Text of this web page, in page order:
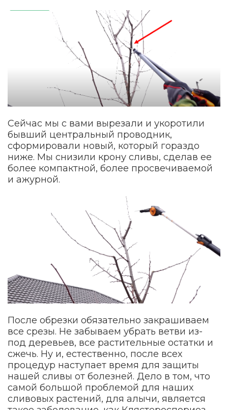
Сейчас мы с вами вырезали и укоротили
бывший центральный проводник,
сформировали новый, который гораздо
ниже. Мы снизили крону сливы, сделав ее
более компактной, более просвечиваемой
и ажурной.
После обрезки обязательно закрашиваем
все срезы. Не забываем убрать ветви из-
под деревьев, все растительные остатки и
сжечь. Ну и, естественно, после всех
процедур наступает время для защиты
нашей сливы от болезней. Дело в том, что
самой большой проблемой для наших
сливовых растений, для алычи, является